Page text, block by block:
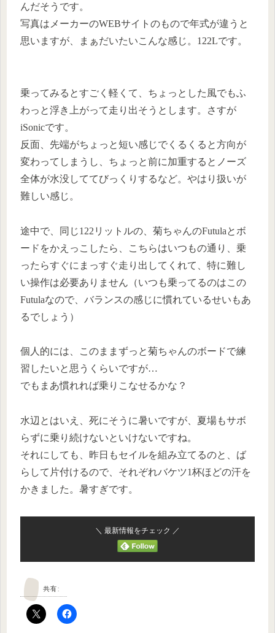
んだそうです。
写真はメーカーのWEBサイトのもので年式が違うと
思いますが、まぁだいたいこんな感じ。122Lです。
乗ってみるとすごく軽くて、ちょっとした風でもふ
わっと浮き上がって走り出そうとします。さすが
iSonicです。
反面、先端がちょっと短い感じでくるくると方向が
変わってしまうし、ちょっと前に加重するとノーズ
全体が水没しててびっくりするなど。やはり扱いが
難しい感じ。
途中で、同じ122リットルの、菊ちゃんのFutulaとボ
ードをかえっこしたら、こちらはいつもの通り、乗
ったらすぐにまっすぐ走り出してくれて、特に難し
い操作は必要ありません（いつも乗ってるのはこの
Futulaなので、バランスの感じに慣れているせいもあ
るでしょう）
個人的には、このままずっと菊ちゃんのボードで練
習したいと思うくらいですが…
でもまあ慣れれば乗りこなせるかな？
水辺とはいえ、死にそうに暑いですが、夏場もサボ
らずに乗り続けないといけないですね。
それにしても、昨日もセイルを組み立てるのと、ば
らして片付けるので、それぞれバケツ1杯ほどの汗を
かきました。暑すぎです。
＼ 最新情報をチェック ／
共有: